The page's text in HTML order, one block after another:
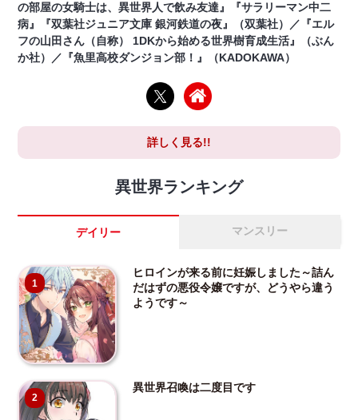
の部屋の女騎士は、異世界人で飲み友達』『サラリーマン中二
病』『双葉社ジュニア文庫 銀河鉄道の夜』（双葉社）／『エル
フの山田さん（自称） 1DKから始める世界樹育成生活』（ぶん
か社）／『魚里高校ダンジョン部！』（KADOKAWA）
詳しく見る!!
異世界ランキング
デイリー マンスリー
1
ヒロインが来る前に妊娠しました～詰ん
だはずの悪役令嬢ですが、どうやら違う
ようです～
2
異世界召喚は二度目です